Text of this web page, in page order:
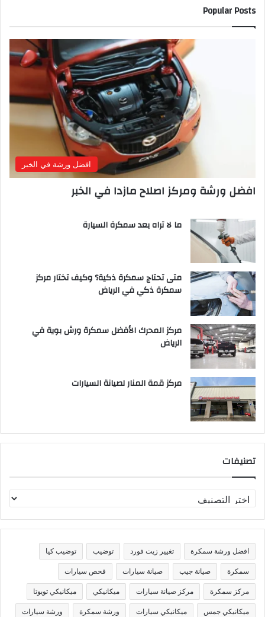
Popular Posts
افضل ورشة في الخبر
افضل ورشة ومركز اصلاح مازدا في الخبر
ما لا تراه بعد سمكرة السيارة
متى تحتاج سمكرة ذكية؟ وكيف تختار مركز
سمكرة ذكي في الرياض
مركز المحرك الأفضل سمكرة ورش بوية في
الرياض
مركز قمة المنار لصيانة السيارات
تصنيفات
ص
ن
ف
ا
افضل ورشة سمكرة تغيير زيت فورد توضيب توضيب كيا
سمكرة صيانة جيب صيانة سيارات فحص سيارات
مركز سمكرة مركز صيانة سيارات ميكانيكي ميكانيكي تويوتا
ميكانيكي جمس ميكانيكي سيارات ورشة سمكرة ورشة سيارات